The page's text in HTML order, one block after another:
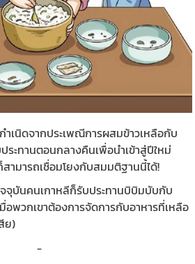
เนิดจากประเพณีการผสมข้าวเหลือกับ
ระทานตอนกลางคืนเพื่อนำเข้าสู่ปีใหม่
ามารถเชื่อมโยงกับสมมติฐานนี้ได้!
จุบันคนเกาหลีก็รับประทานบิบิมบับกับ
พวกเขาต้องการจัดการกับอาหารที่เหลือ
ย)
_